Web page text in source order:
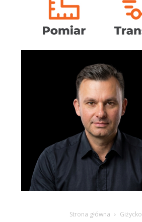
Strona główna Giżycko